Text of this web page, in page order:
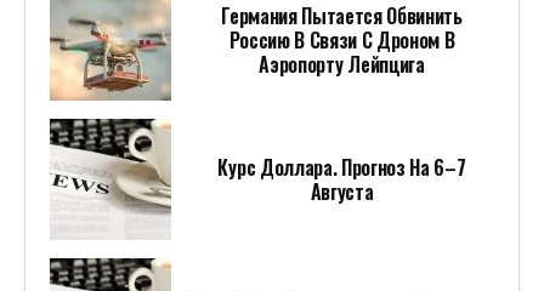
Германия Пытается Обвинить
Россию В Связи С Дроном В
Аэропорту Лейпцига
Курс Доллара. Прогноз На 6–7
Августа